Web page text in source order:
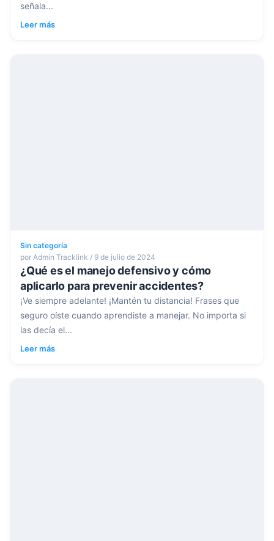
señala...
Leer más
Sin categoría
por Admin Tracklink / 9 de julio de 2024
¿Qué es el manejo defensivo y cómo
aplicarlo para prevenir accidentes?
¡Ve siempre adelante! ¡Mantén tu distancia! Frases que
seguro oíste cuando aprendiste a manejar. No importa si
las decía el...
Leer más